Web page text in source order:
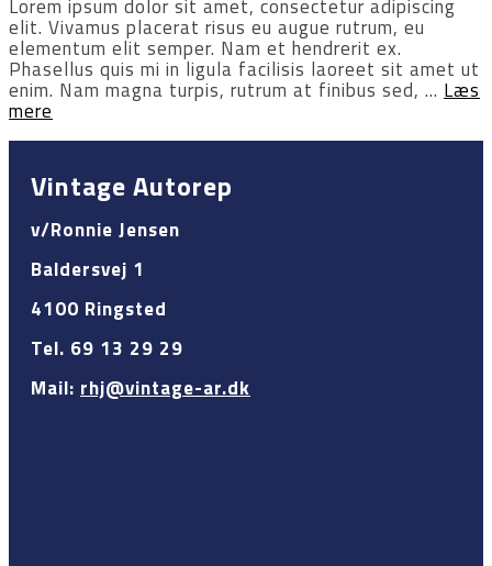
Lorem ipsum dolor sit amet, consectetur adipiscing
elit. Vivamus placerat risus eu augue rutrum, eu
elementum elit semper. Nam et hendrerit ex.
Phasellus quis mi in ligula facilisis laoreet sit amet ut
enim. Nam magna turpis, rutrum at finibus sed, … Læs
mere
Vintage Autorep
v/Ronnie Jensen
Baldersvej 1
4100 Ringsted
Tel. 69 13 29 29
Mail: rhj@vintage-ar.dk